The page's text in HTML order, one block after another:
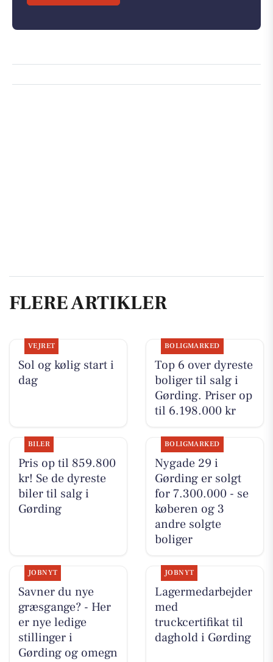
FLERE ARTIKLER
VEJRET
Sol og kølig start i
dag
BOLIGMARKED
Top 6 over dyreste
boliger til salg i
Gørding. Priser op
til 6.198.000 kr
BILER
Pris op til 859.800
kr! Se de dyreste
biler til salg i
Gørding
BOLIGMARKED
Nygade 29 i
Gørding er solgt
for 7.300.000 - se
køberen og 3
andre solgte
boliger
JOBNYT
Savner du nye
græsgange? - Her
er nye ledige
stillinger i
Gørding og omegn
JOBNYT
Lagermedarbejder
med
truckcertifikat til
daghold i Gørding